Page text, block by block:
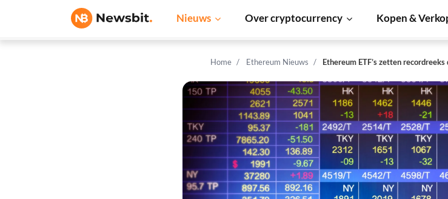
Nieuws Over cryptocurrency Kopen &
Home Ethereum Nieuws Ethereum ETF’s zetten